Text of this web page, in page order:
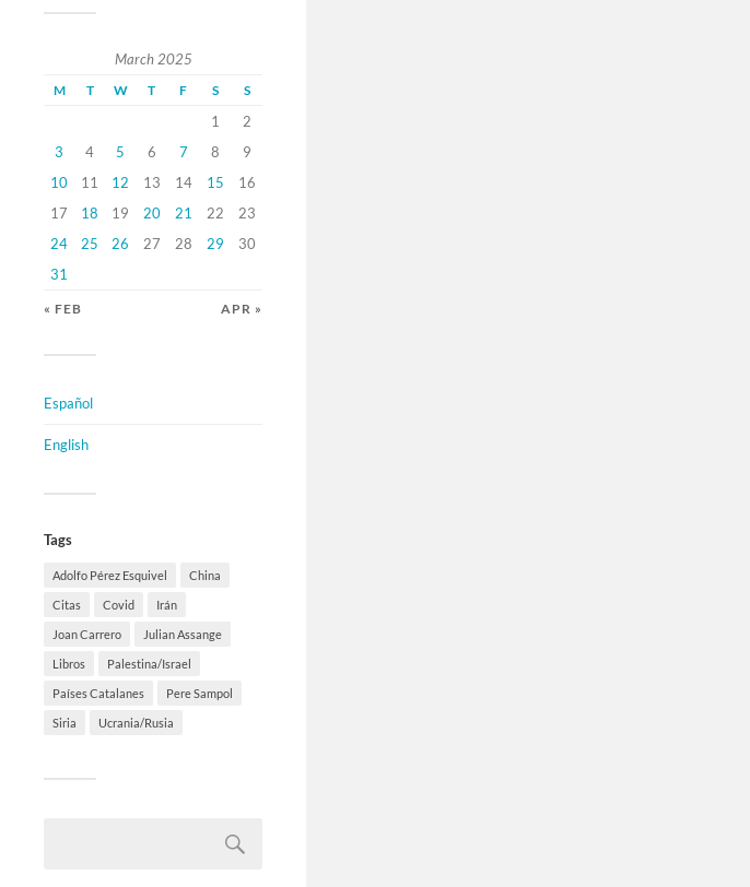
March 2025
M T W T F S S
1
2
3
4 5 6 7 8
9
10
11 12 13 14 15
16
17
18 19 20 21 22
23
24
25 26 27 28 29
30
31
« FEB APR »
Español
English
Tags
Adolfo Pérez Esquivel China
Citas Covid Irán
Joan Carrero Julian Assange
Libros Palestina/Israel
Países Catalanes Pere Sampol
Siria Ucrania/Rusia